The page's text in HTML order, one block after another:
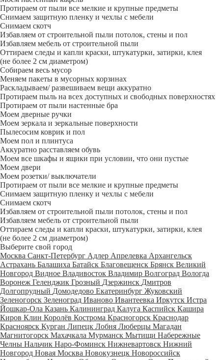
Протираем от пыли все мелкие и крупные предметы
Снимаем защитную пленку и чехлы с мебели
Снимаем скотч
Избавляем от строительной пыли потолок, стены и пол
Избавляем мебель от строительной пыли
Оттираем следы и капли краски, штукатурки, затирки, клея
(не более 2 см диаметром)
Собираем весь мусор
Меняем пакеты в мусорных корзинах
Раскладываем/ развешиваем вещи аккуратно
Протираем пыль на всех доступных и свободных поверхностях
Протираем от пыли настенные бра
Моем дверные ручки
Моем зеркала и зеркальные поверхности
Пылесосим коврик и пол
Моем пол и плинтуса
Аккуратно расставляем обувь
Моем все шкафы и ящики при условии, что они пустые
Моем двери
Моем розетки/ выключатели
Протираем от пыли все мелкие и крупные предметы
Снимаем защитную пленку и чехлы с мебели
Снимаем скотч
Избавляем от строительной пыли потолок, стены и пол
Избавляем мебель от строительной пыли
Оттираем следы и капли краски, штукатурки, затирки, клея
(не более 2 см диаметром)
Выберите свой город
Москва Санкт-Петербург Адлер Апрелевка Архангельск
Астрахань Балашиха Батайск Благовещенск Брянск Великий
Новгород Видное Владивосток Владимир Волгоград Вологда
Воронеж Геленджик Грозный Дзержинск Дмитров
Долгопрудный Домодедово Екатеринбург Жуковский
Зеленогорск Зеленоград Иваново Ивантеевка Иркутск Истра
Йошкар-Ола Казань Калининград Калуга Каспийск Кашира
Киров Клин Королёв Кострома Красногорск Краснодар
Красноярск Курган Липецк Лобня Люберцы Магадан
Магнитогорск Махачкала Мурманск Мытищи Набережные
Челны Нальчик Наро-Фоминск Нижневартовск Нижний
Новгород Новая Москва Новокузнецк Новороссийск